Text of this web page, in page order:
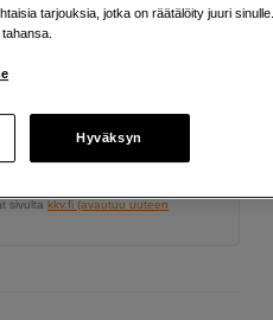
77 EUR, todellinen vuosikorko
0 EUR/kk lisäksi
sivulta kkv.fi (avautuu uuteen
tarjouksia, jotka on räätälöity juuri
Hyväksyn